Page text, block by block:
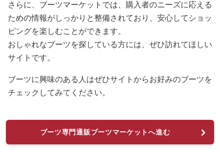
さらに、ブーツマーケットでは、購入者のニーズに応える
ための情報がしっかりと整備されており、安心してショッ
ピングを楽しむことができます。
おしゃれなブーツを探している方には、ぜひ訪れてほしい
サイトです。
ブーツに興味のある人はぜひサイトからお好みのブーツを
チェックしてみてください。
ブーツ専門通販ブーツマーケットへ進む